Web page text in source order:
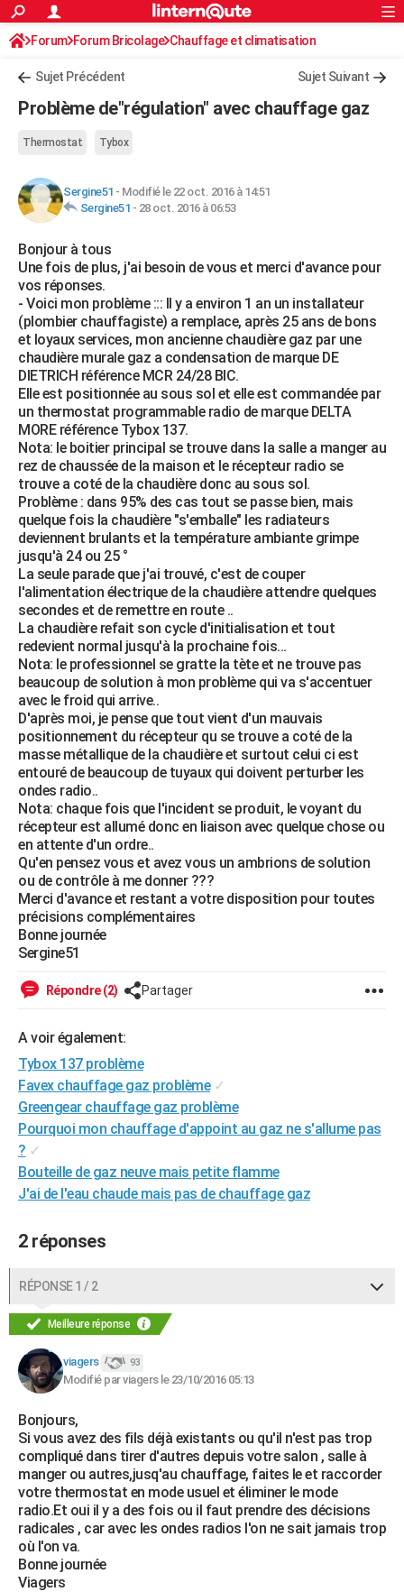
ACTUALITÉS
Politique
Société
Faits Divers
Education
Monde
Villes
+
Essais
Réserver un essai
Citadines
Berlines
SUV
Forum auto
+HIGH-TECH
BRICOLAGE
Forum
Aménagement intérieur
Extérieur
Cuisine
Salle de bains
Jardinage
Rangement
WEEK-END
Guides de France
Escapades
Patrimoine
Expositions
Musées
Week-end nature
LIFESTYLE
Art de vivre
Bien-être
Loisirs
Mode
Modes de vie
SANTE
Alimentation
Guide de la santé
Maladies
Médicaments
Sommeil
VOYAGE
Destinations
City break
Voyage nature
Voyage de noces
Forum
Climat
+PHOTO
GUIDES D'ACHAT
BONS PLANS
CARTE DE VOEUX
Carte de Noël
Carte Bonne année
Carte Saint-Valentin
Carte Pâques
Carte d'anniversaire
DICTIONNAIRE
Dictionnaire
Biographies
Citations
Expressions
Proverbes
PROGRAMME TV
COPAINS D'AVANT
S'inscrire
Se connecter
Lycées
Collèges
Primaires
Universités
Entreprises
Service militaire
Avis de recherche
AVIS DE DÉCÈS
FORUM
Bricolage
Lifestyle
Culture
Sport
Auto
Television
Voyage
Cinema
Rechercher
S'inscrire
Connexion
Forum Forum Bricolage Chauffage et climatisation
Sujet Précédent Sujet Suivant
Problème de"régulation" avec chauffage gaz
Thermostat Tybox
Sergine51 - Modifié le 22 oct. 2016 à 14:51
Sergine51 - 28 oct. 2016 à 06:53
Bonjour à tous
Une fois de plus, j'ai besoin de vous et merci d'avance pour
vos réponses.
- Voici mon problème ::: Il y a environ 1 an un installateur
(plombier chauffagiste) a remplace, après 25 ans de bons
et loyaux services, mon ancienne chaudière gaz par une
chaudière murale gaz a condensation de marque DE
DIETRICH référence MCR 24/28 BIC.
Elle est positionnée au sous sol et elle est commandée par
un thermostat programmable radio de marque DELTA
MORE référence Tybox 137.
Nota: le boitier principal se trouve dans la salle a manger au
rez de chaussée de la maison et le récepteur radio se
trouve a coté de la chaudière donc au sous sol.
Problème : dans 95% des cas tout se passe bien, mais
quelque fois la chaudière "s'emballe" les radiateurs
deviennent brulants et la température ambiante grimpe
jusqu'à 24 ou 25 °
La seule parade que j'ai trouvé, c'est de couper
l'alimentation électrique de la chaudière attendre quelques
secondes et de remettre en route ..
La chaudière refait son cycle d'initialisation et tout
redevient normal jusqu'à la prochaine fois...
Nota: le professionnel se gratte la tète et ne trouve pas
beaucoup de solution à mon problème qui va s'accentuer
avec le froid qui arrive..
D'après moi, je pense que tout vient d'un mauvais
positionnement du récepteur qu se trouve a coté de la
masse métallique de la chaudière et surtout celui ci est
entouré de beaucoup de tuyaux qui doivent perturber les
ondes radio..
Nota: chaque fois que l'incident se produit, le voyant du
récepteur est allumé donc en liaison avec quelque chose ou
en attente d'un ordre..
Qu'en pensez vous et avez vous un ambrions de solution
ou de contrôle à me donner ???
Merci d'avance et restant a votre disposition pour toutes
précisions complémentaires
Bonne journée
Sergine51
Répondre (2) Partager
A voir également:
Tybox 137 problème
Favex chauffage gaz problème ✓
Greengear chauffage gaz problème
Pourquoi mon chauffage d'appoint au gaz ne s'allume pas
? ✓
Bouteille de gaz neuve mais petite flamme
J'ai de l'eau chaude mais pas de chauffage gaz
2 réponses
RÉPONSE 1 / 2
Meilleure réponse
viagers 93
Modifié par viagers le 23/10/2016 05:13
Bonjours,
Si vous avez des fils déjà existants ou qu'il n'est pas trop
compliqué dans tirer d'autres depuis votre salon , salle à
manger ou autres,jusq'au chauffage, faites le et raccorder
votre thermostat en mode usuel et éliminer le mode
radio.Et oui il y a des fois ou il faut prendre des décisions
radicales , car avec les ondes radios l'on ne sait jamais trop
où l'on va.
Bonne journée
Viagers